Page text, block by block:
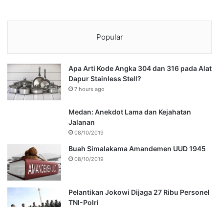
Popular
Apa Arti Kode Angka 304 dan 316 pada Alat
Dapur Stainless Stell?
7 hours ago
Medan: Anekdot Lama dan Kejahatan
Jalanan
08/10/2019
Buah Simalakama Amandemen UUD 1945
08/10/2019
Pelantikan Jokowi Dijaga 27 Ribu Personel
TNI-Polri